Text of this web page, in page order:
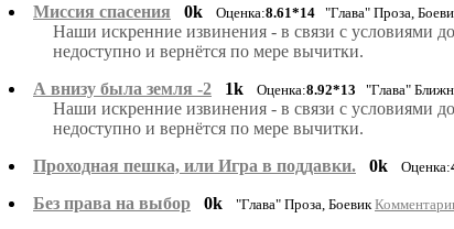
Миссия спасения
0k Оценка:8.61*14 "Глава" Проза,
Наши искренние извинения - в связи с условиями
недоступно и вернётся по мере вычитки.
А внизу была земля -2
1k Оценка:8.92*13 "Глава"
Наши искренние извинения - в связи с условиями
недоступно и вернётся по мере вычитки.
Проходная пешка, или Игра в поддавки.
0k Оценка:
Без права на выбор 0k "Глава" Проза, Боевик